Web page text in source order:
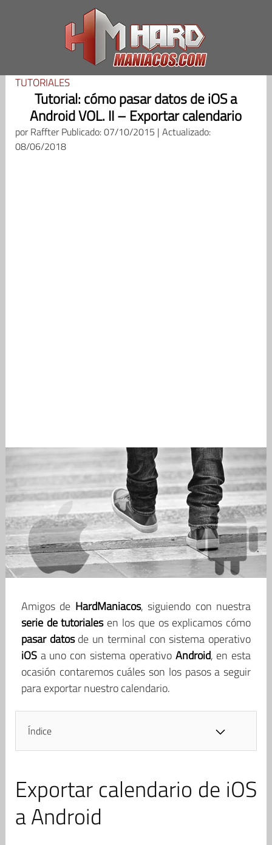
TUTORIALES
Tutorial: cómo pasar datos de iOS a
Android VOL. II – Exportar calendario
porRaffter Publicado: 07/10/2015 | Actualizado:
08/06/2018
Amigos de HardManiacos, siguiendo con nuestra
serie de tutorialesen los que os explicamos cómo
pasar datosde un terminal con sistema operativo
iOSa uno con sistema operativo Android, en esta
ocasión contaremos cuáles son los pasos a seguir
para exportar nuestro calendario.
Índice
Exportar calendario de iOS
a Android